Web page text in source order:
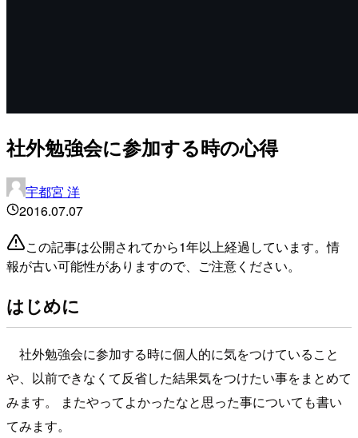
社外勉強会に参加する時の心得
宇都宮 洋
2016.07.07
この記事は公開されてから1年以上経過しています。情
報が古い可能性がありますので、ご注意ください。
はじめに
社外勉強会に参加する時に個人的に気をつけていること
や、以前できなくて反省した結果気をつけたい事をまとめて
みます。 またやってよかったなと思った事についても書い
てみます。